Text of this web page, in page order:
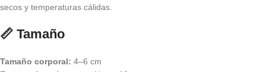
secos y temperaturas cálidas.
📏 Tamaño
Tamaño corporal: 4–6 cm